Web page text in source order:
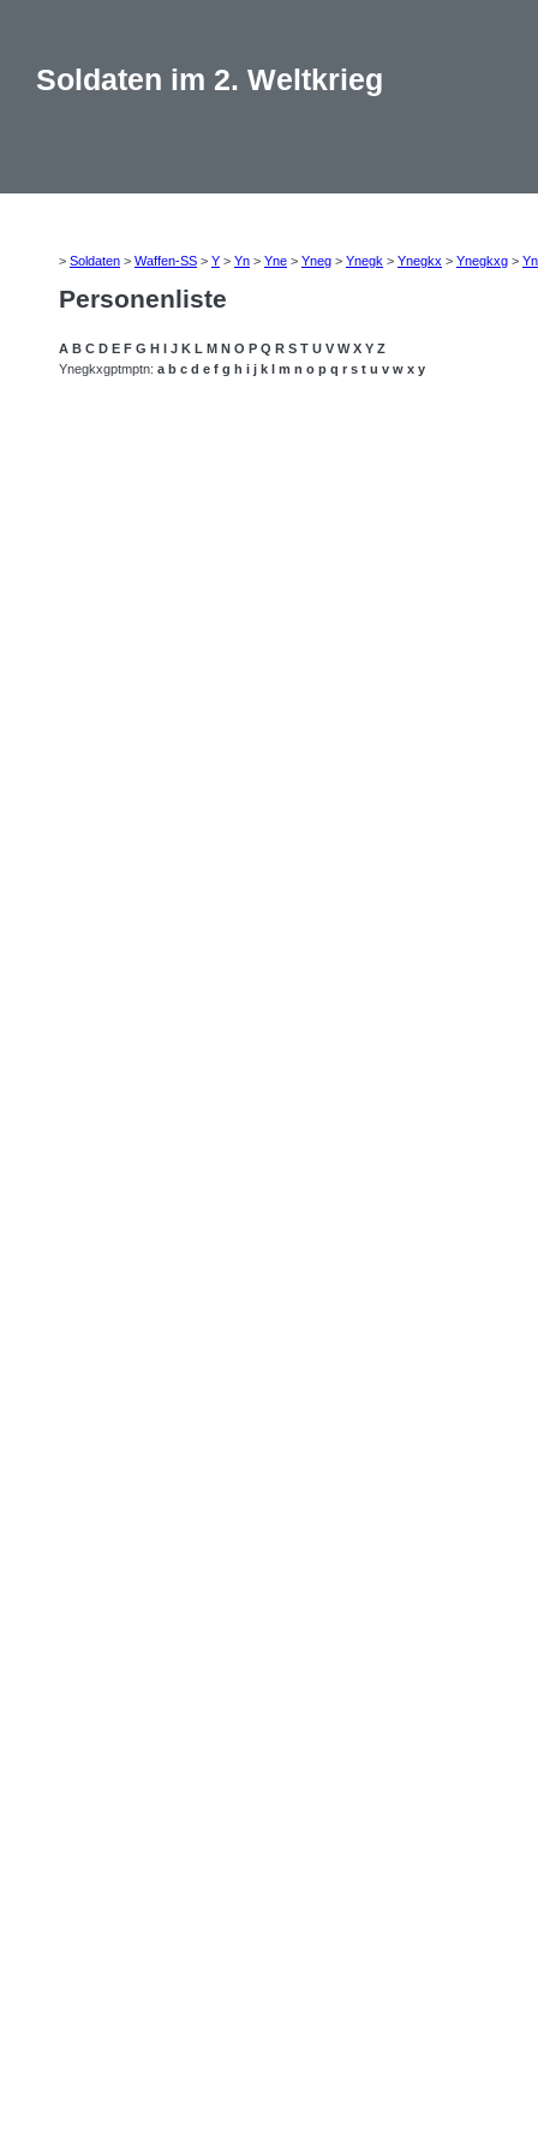
Soldaten im 2. Weltkrieg
> Soldaten > Waffen-SS > Y > Yn > Yne > Yneg > Ynegk > Ynegkx > Ynegkxg >
Personenliste
A B C D E F G H I J K L M N O P Q R S T U V W X Y Z
Ynegkxgptmptn: a b c d e f g h i j k l m n o p q r s t u v w x y